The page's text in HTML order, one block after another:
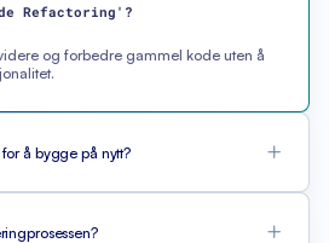
Refactoring'?
og forbedre gammel kode uten å
å bygge på nytt?